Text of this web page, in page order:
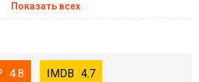
Показать всех
4.8 4.7